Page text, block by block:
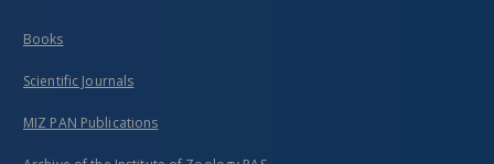
Books
Scientific Journals
MIZ PAN Publications